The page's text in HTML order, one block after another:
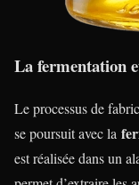
La fermentation
Le processus de
se poursuit avec la
est réalisée dans un